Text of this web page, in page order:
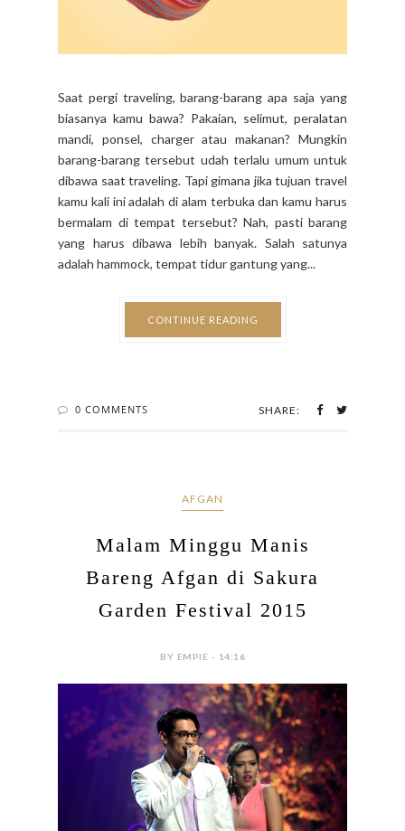
Saat pergi traveling, barang-barang apa saja yang
biasanya kamu bawa? Pakaian, selimut, peralatan
mandi, ponsel, charger atau makanan? Mungkin
barang-barang tersebut udah terlalu umum untuk
dibawa saat traveling. Tapi gimana jika tujuan travel
kamu kali ini adalah di alam terbuka dan kamu harus
bermalam di tempat tersebut? Nah, pasti barang
yang harus dibawa lebih banyak. Salah satunya
adalah hammock, tempat tidur gantung yang...
CONTINUE READING
0 COMMENTS SHARE:
AFGAN
Malam Minggu Manis
Bareng Afgan di Sakura
Garden Festival 2015
BY EMPIE - 14:16